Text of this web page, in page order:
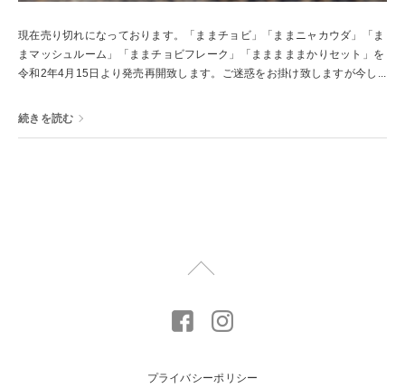
現在売り切れになっております。「ままチョビ」「ままニャカウダ」「ま
まマッシュルーム」「ままチョビフレーク」「まままままかりセット」を
令和2年4月15日より発売再開致します。ご迷惑をお掛け致しますが今し...
続きを読む
プライバシーポリシー